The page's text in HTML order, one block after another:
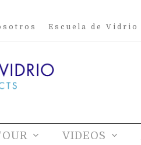
Escuela de Vidrio
VIDEOS